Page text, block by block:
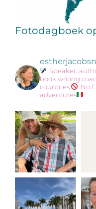
Fotodagboek
estherjacobsnl
Speaker,
book writing
countries
No
adventures